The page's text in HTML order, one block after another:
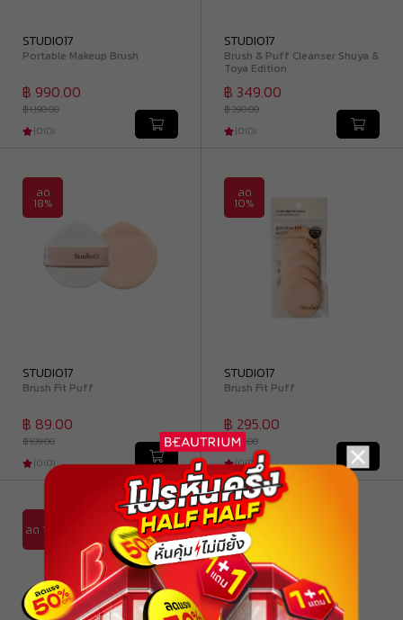
STUDIO17
Portable Makeup Brush
฿ 990.00
฿ 1,190.00
|0(0)
STUDIO17
Brush & Puff Cleanser Shuya &
Toya Edition
฿ 349.00
฿ 390.00
|0(0)
ลด
18%
STUDIO17
Brush Fit Puff
฿ 89.00
฿ 109.00
|0(0)
ลด
10%
STUDIO17
Brush Fit Puff
฿ 295.00
฿ 329.00
|0(0)
ลด 12% ลด
10%